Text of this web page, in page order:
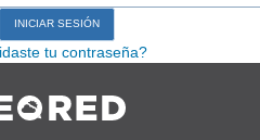
tu contraseña?